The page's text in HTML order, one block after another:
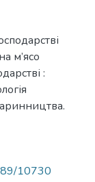
м’ясо
:
10730